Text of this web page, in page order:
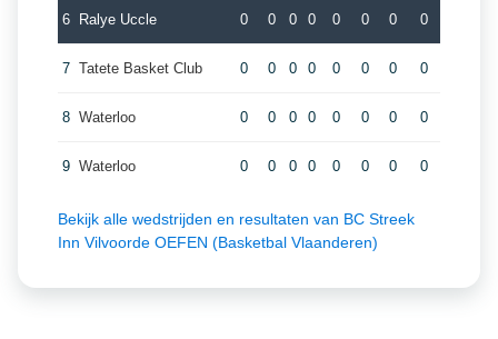
6 Ralye Uccle 0 0 0 0 0 0 0 0
7 Tatete Basket Club 0 0 0 0 0 0 0 0
8 Waterloo 0 0 0 0 0 0 0 0
9 Waterloo 0 0 0 0 0 0 0 0
Bekijk alle wedstrijden en resultaten van BC Streek
Inn Vilvoorde OEFEN (Basketbal Vlaanderen)